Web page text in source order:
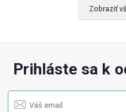
Zobraziť
Prihláste sa k